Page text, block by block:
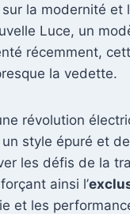
sur la modernité et
Luce, un
récemment,
la vedette.
révolution
style épuré et
les défis de la
ainsi l’
et les